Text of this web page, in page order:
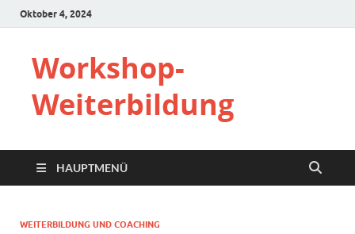
Oktober 4, 2024
Workshop-
Weiterbildung
HAUPTMENÜ
WEITERBILDUNG UND COACHING